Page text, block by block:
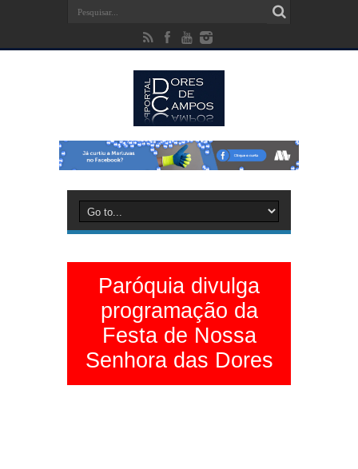
Paróquia divulga
programação da
Festa de Nossa
Senhora das Dores